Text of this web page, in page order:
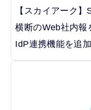
【スカイアーク
横断のWeb社内報
IdP連携機能を追加